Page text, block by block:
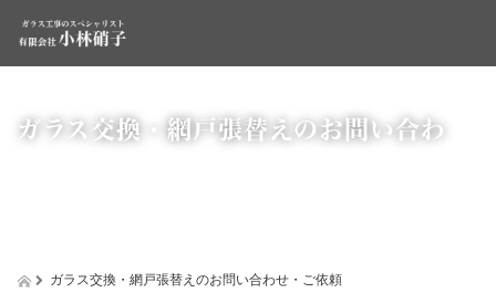
ガラス交換・網戸張替えのお問い合わ
ガラス交換・網戸張替えのお問い合わせ・ご依頼